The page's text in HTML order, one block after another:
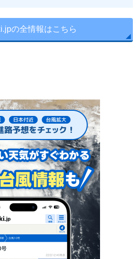
の全情報はこちら